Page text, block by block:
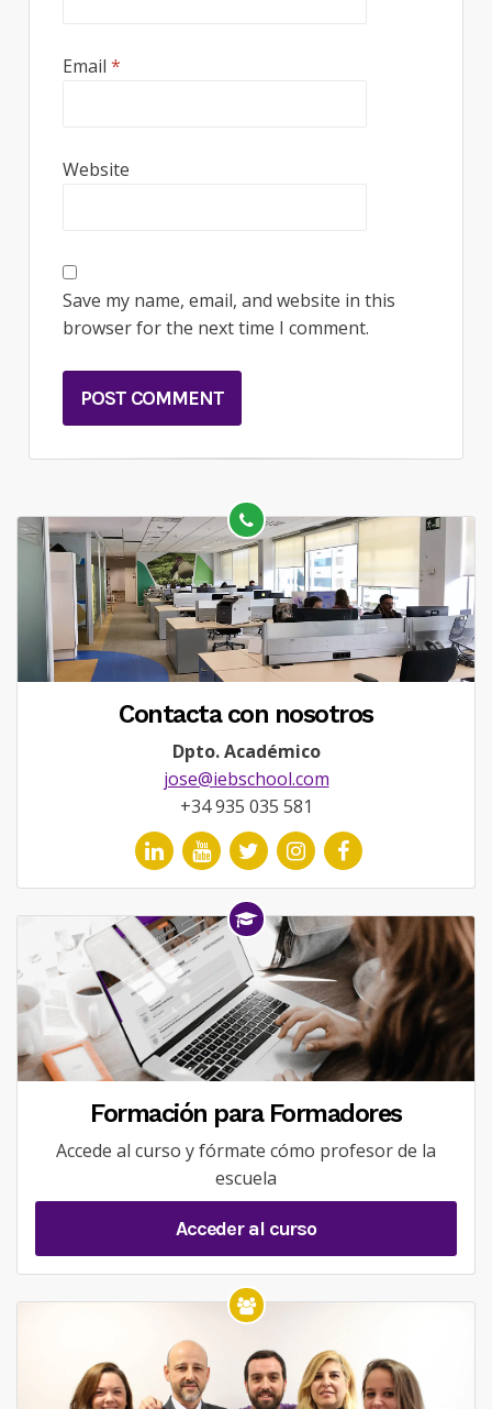
Email*
Website
Save my name, email, and website in this
browser for the next time I comment.
Contacta con nosotros
Dpto. Académico
jose@iebschool.com
+34 935 035 581
Formación para Formadores
Accede al curso y fórmate cómo profesor de la
escuela
Acceder al curso